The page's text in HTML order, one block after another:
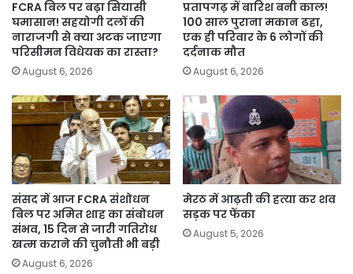
FCRA बिल पर बढ़ा सियासी
घमासान! सहयोगी दलों की
नाराजगी से क्या अटक जाएगा
परिसीमन विधेयक का रास्ता?
August 6, 2026
प्रतापगढ़ में बारिश बनी काल!
100 साल पुराना मकान ढहा,
एक ही परिवार के 6 लोगों की
दर्दनाक मौत
August 6, 2026
संसद में आज FCRA संशोधन
बिल पर अमित शाह का संबोधन
संभव, 15 दिन से जारी गतिरोध
खत्म कराने की चुनौती भी बड़ी
August 6, 2026
मेरठ में आढ़ती की हत्या कर शव
सड़क पर फेंका
August 5, 2026